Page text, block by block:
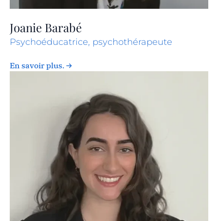
Joanie Barabé
Psychoéducatrice, psychothérapeute
En savoir plus.